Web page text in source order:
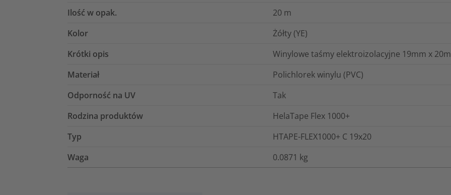
Ilość w opak.
20 m
Kolor
Żółty (YE)
Krótki opis
Winylowe taśmy elektroizolacyjne 19mm x
Materiał
Polichlorek winylu (PVC)
Odporność na UV
Tak
Rodzina produktów
HelaTape Flex 1000+
Typ
HTAPE-FLEX1000+ C 19x20
Waga
0.0871 kg